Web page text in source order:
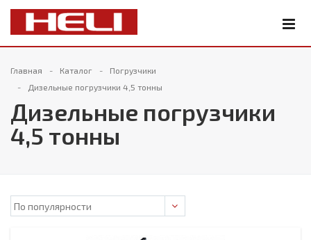
Главная Каталог
Погрузчики
Дизельные погрузчики 4,5 тонны
Дизельные погрузчики
4,5 тонны